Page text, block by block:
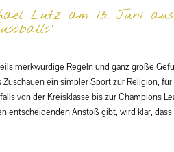
Lutz am 13. Juni aus
merkwürdige Regeln und ganz große
ein simpler Sport zur Religion,
von der Kreisklasse bis zur Champions
entscheidenden Anstoß gibt, wird klar,